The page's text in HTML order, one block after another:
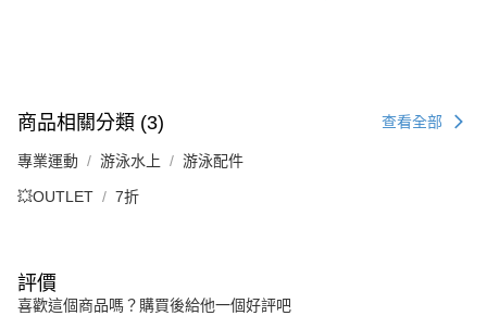
商品相關分類 (3) 查看全部
專業運動 游泳水上 游泳配件
💥OUTLET 7折
評價
喜歡這個商品嗎？購買後給他一個好評吧